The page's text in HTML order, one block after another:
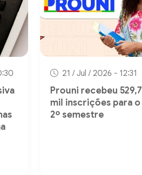
21 / Jul / 2026 - 12:31
Prouni recebeu 529,7
mil inscrições para o
2º semestre